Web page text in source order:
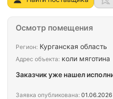
Осмотр помещения
Регион: Курганская область
Адрес объекта: коли мяготина
Заказчик уже нашел
Заявка опубликована: 01.06.2026